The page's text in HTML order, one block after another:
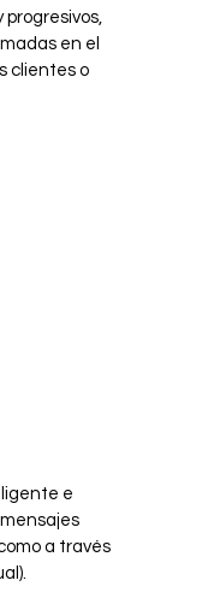
en el
clientes o
e
a través